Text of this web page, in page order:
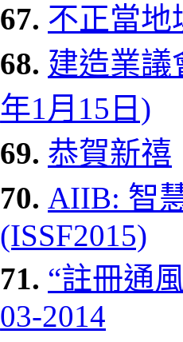
67. 不正當地
68. 建造業議
年1月15日)
69. 恭賀新禧
70. AIIB: 智
(ISSF2015)
71. “註冊通
03-2014